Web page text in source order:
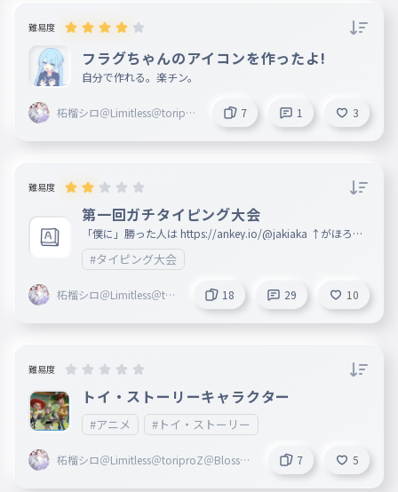
難易度
フラグちゃんのアイコンを作ったよ!
自分で作れる。楽チン。
柘榴シロ＠Limitless＠toripro
7 1 3
難易度
第一回ガチタイピング大会
「僕に」勝った人は https://ankey.io/@jakiaka ↑がほろー
！ 頑張れー！☆ 誤字があったら教えて （制作者by hukuchi
xyo） 一位＝フォロー10いいね 二位＝フォロー5いいね 三
位＝フォロー4いいね 四位＝フォロー3いいね 五位＝フォロ
#タイピング大会
柘榴シロ＠Limitless＠tori
18 29 10
難易度
トイ・ストーリーキャラクター
#アニメ #トイ・ストーリー
柘榴シロ＠Limitless＠toriproZ＠Blosso
7 5